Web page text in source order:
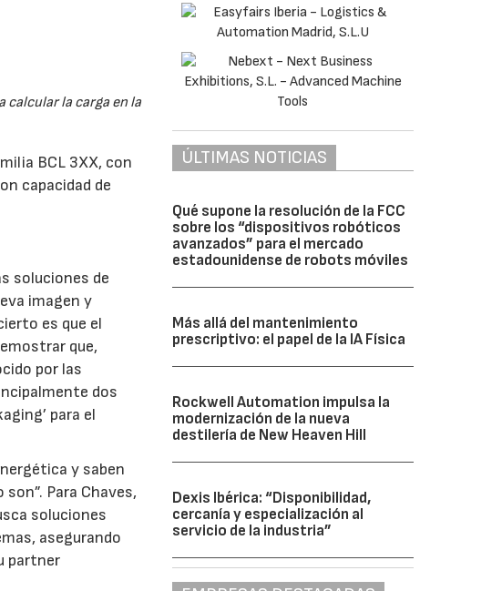
calcular la carga en la
BCL 3XX, con
capacidad de
soluciones de
imagen y
es que el
que,
por las
dos
para el
y saben
Para Chaves,
soluciones
asegurando
partner
ÚLTIMAS NOTICIAS
Qué supone la resolución de la FCC
sobre los “dispositivos robóticos
avanzados” para el mercado
estadounidense de robots móviles
Más allá del mantenimiento
prescriptivo: el papel de la IA Física
Rockwell Automation impulsa la
modernización de la nueva
destilería de New Heaven Hill
Dexis Ibérica: “Disponibilidad,
cercanía y especialización al
servicio de la industria”